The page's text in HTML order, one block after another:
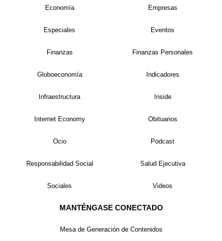
Economía Empresas
Especiales Eventos
Finanzas Finanzas Personales
Globoeconomía Indicadores
Infraestructura Inside
Internet Economy Obituarios
Ocio Podcast
Responsabilidad Social Salud Ejecutiva
Sociales Videos
MANTÉNGASE CONECTADO
Mesa de Generación de Contenidos